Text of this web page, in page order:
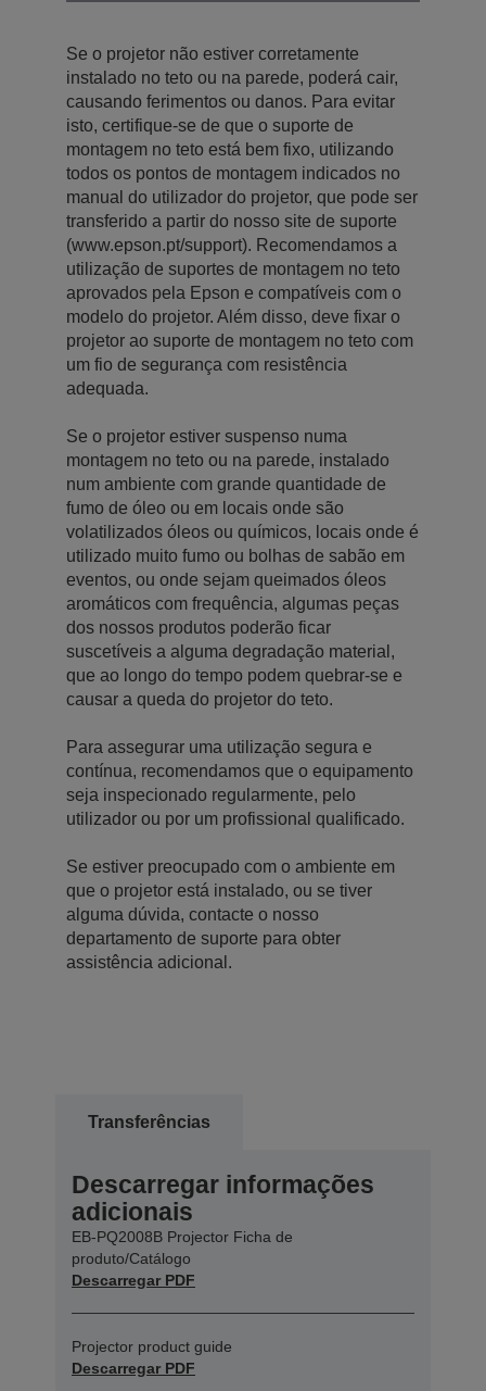
Se o projetor não estiver corretamente
instalado no teto ou na parede, poderá cair,
causando ferimentos ou danos. Para evitar
isto, certifique-se de que o suporte de
montagem no teto está bem fixo, utilizando
todos os pontos de montagem indicados no
manual do utilizador do projetor, que pode ser
transferido a partir do nosso site de suporte
(www.epson.pt/support). Recomendamos a
utilização de suportes de montagem no teto
aprovados pela Epson e compatíveis com o
modelo do projetor. Além disso, deve fixar o
projetor ao suporte de montagem no teto com
um fio de segurança com resistência
adequada.
Se o projetor estiver suspenso numa
montagem no teto ou na parede, instalado
num ambiente com grande quantidade de
fumo de óleo ou em locais onde são
volatilizados óleos ou químicos, locais onde é
utilizado muito fumo ou bolhas de sabão em
eventos, ou onde sejam queimados óleos
aromáticos com frequência, algumas peças
dos nossos produtos poderão ficar
suscetíveis a alguma degradação material,
que ao longo do tempo podem quebrar-se e
causar a queda do projetor do teto.
Para assegurar uma utilização segura e
contínua, recomendamos que o equipamento
seja inspecionado regularmente, pelo
utilizador ou por um profissional qualificado.
Se estiver preocupado com o ambiente em
que o projetor está instalado, ou se tiver
alguma dúvida, contacte o nosso
departamento de suporte para obter
assistência adicional.
Transferências
Descarregar informações
adicionais
EB-PQ2008B Projector Ficha de
produto/Catálogo
Descarregar PDF
Projector product guide
Descarregar PDF